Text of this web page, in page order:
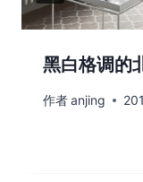
黑白格调的
作者anjing